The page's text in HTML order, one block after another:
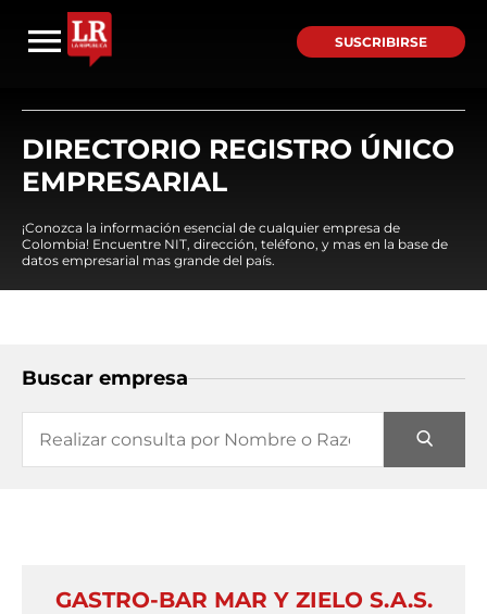
SUSCRIBIRSE
DIRECTORIO REGISTRO ÚNICO
EMPRESARIAL
¡Conozca la información esencial de cualquier empresa de
Colombia! Encuentre NIT, dirección, teléfono, y mas en la base de
datos empresarial mas grande del país.
Buscar empresa
GASTRO-BAR MAR Y ZIELO S.A.S.